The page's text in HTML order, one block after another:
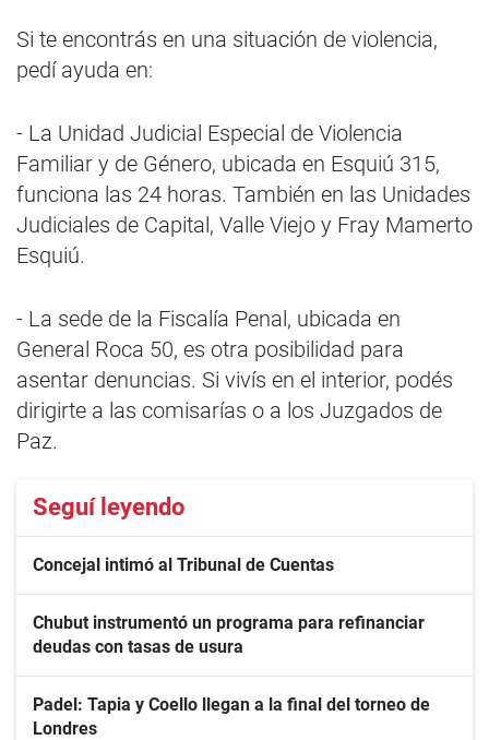
Si te encontrás en una situación de violencia,
pedí ayuda en:
- La Unidad Judicial Especial de Violencia
Familiar y de Género, ubicada en Esquiú 315,
funciona las 24 horas. También en las Unidades
Judiciales de Capital, Valle Viejo y Fray Mamerto
Esquiú.
- La sede de la Fiscalía Penal, ubicada en
General Roca 50, es otra posibilidad para
asentar denuncias. Si vivís en el interior, podés
dirigirte a las comisarías o a los Juzgados de
Paz.
Seguí leyendo
Concejal intimó al Tribunal de Cuentas
Chubut instrumentó un programa para refinanciar
deudas con tasas de usura
Padel: Tapia y Coello llegan a la final del torneo de
Londres